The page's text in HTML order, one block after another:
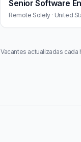
Remote Solely · United
Vacantes actualizadas